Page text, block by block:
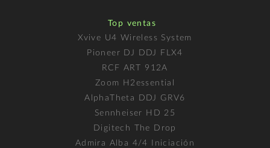
Top ventas
Xvive U4 Wireless System
Pioneer DJ DDJ FLX4
RCF ART 912A
Zoom H2essential
AlphaTheta DDJ GRV6
Sennheiser HD 25
Digitech The Drop
Admira Alba 4/4 Iniciación